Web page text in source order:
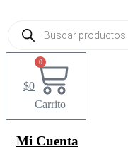
contenido
$0
0
Carrito
Mi Cuenta